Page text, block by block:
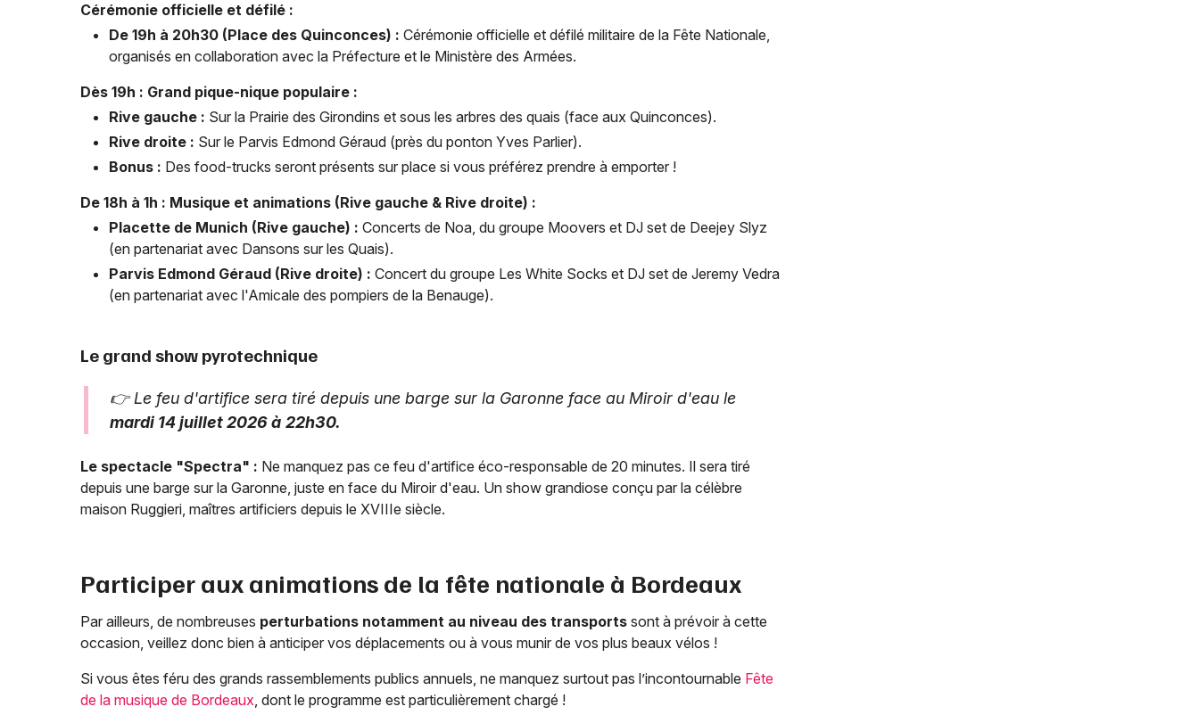
Cérémonie officielle et défilé :
De 19h à 20h30 (Place des Quinconces) : Cérémonie officielle et défilé militaire de la Fête Nationale,
organisés en collaboration avec la Préfecture et le Ministère des Armées.
Dès 19h : Grand pique-nique populaire :
Rive gauche : Sur la Prairie des Girondins et sous les arbres des quais (face aux Quinconces).
Rive droite : Sur le Parvis Edmond Géraud (près du ponton Yves Parlier).
Bonus : Des food-trucks seront présents sur place si vous préférez prendre à emporter !
De 18h à 1h : Musique et animations (Rive gauche & Rive droite) :
Placette de Munich (Rive gauche) : Concerts de Noa, du groupe Moovers et DJ set de Deejey Slyz
(en partenariat avec Dansons sur les Quais).
Parvis Edmond Géraud (Rive droite) : Concert du groupe Les White Socks et DJ set de Jeremy Vedra
(en partenariat avec l'Amicale des pompiers de la Benauge).
Le grand show pyrotechnique
👉 Le feu d'artifice sera tiré depuis une barge sur la Garonne face au Miroir d'eau le
mardi 14 juillet 2026 à 22h30.
Le spectacle "Spectra" : Ne manquez pas ce feu d'artifice éco-responsable de 20 minutes. Il sera tiré
depuis une barge sur la Garonne, juste en face du Miroir d'eau. Un show grandiose conçu par la célèbre
maison Ruggieri, maîtres artificiers depuis le XVIIIe siècle.
Participer aux animations de la fête nationale à Bordeaux
Par ailleurs, de nombreuses perturbations notamment au niveau des transports sont à prévoir à cette
occasion, veillez donc bien à anticiper vos déplacements ou à vous munir de vos plus beaux vélos !
Si vous êtes féru des grands rassemblements publics annuels, ne manquez surtout pas l’incontournable Fête
de la musique de Bordeaux, dont le programme est particulièrement chargé !